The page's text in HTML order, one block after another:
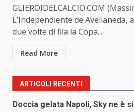
GLIEROIDELCALCIO.COM
L’Independiente de Avellaneda,
due volte di fila la Copa...
Read More
ARTICOLI RECENTI
Doccia gelata Napoli, Sky ne è